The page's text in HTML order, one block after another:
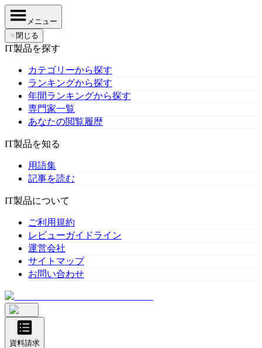
メニュー
✕ 閉じる
IT製品を探す
カテゴリーから探す
ランキングから探す
年間ランキングから探す
専門家一覧
あなたの閲覧履歴
IT製品を知る
用語集
記事を読む
IT製品について
ご利用規約
レビューガイドライン
運営会社
サイトマップ
お問い合わせ
資料請求